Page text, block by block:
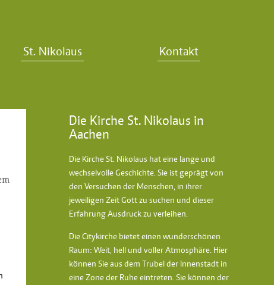
St. Nikolaus Kontakt
Die Kirche St. Nikolaus in
Aachen
Die Kirche St. Nikolaus hat eine lange und
wechselvolle Geschichte. Sie ist geprägt von
den Versuchen der Menschen, in ihrer
jeweiligen Zeit Gott zu suchen und dieser
Erfahrung Ausdruck zu verleihen.
Die Citykirche bietet einen wunderschönen
Raum: Weit, hell und voller Atmosphäre. Hier
können Sie aus dem Trubel der Innenstadt in
eine Zone der Ruhe eintreten. Sie können der